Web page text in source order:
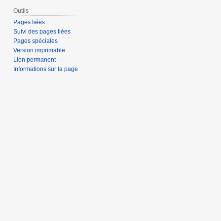
Outils
Pages liées
Suivi des pages liées
Pages spéciales
Version imprimable
Lien permanent
Informations sur la page